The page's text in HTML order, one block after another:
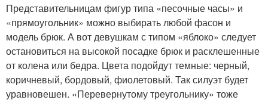
Представительницам фигур типа «песочные часы» и
«прямоугольник» можно выбирать любой фасон и
модель брюк. А вот девушкам с типом «яблоко» следует
остановиться на высокой посадке брюк и расклешенные
от колена или бедра. Цвета подойдут темные: черный,
коричневый, бордовый, фиолетовый. Так силуэт будет
уравновешен. «Перевернутому треугольнику» тоже